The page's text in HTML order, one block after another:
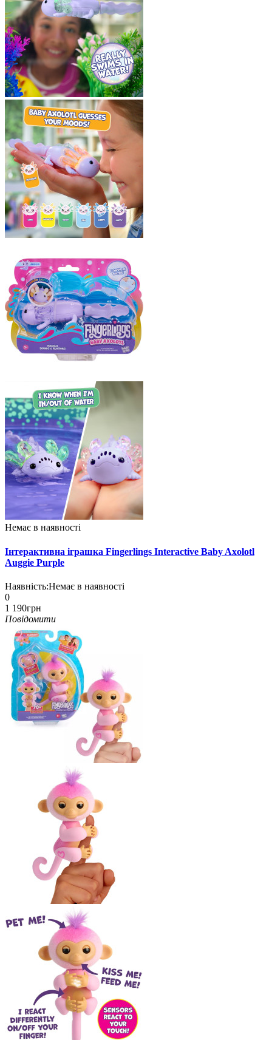
Немає в наявності
Інтерактивна іграшка Fingerlings Interactive Baby Axolotl
Auggie Purple
Наявність:Немає в наявності
0
1 190грн
Повідомити